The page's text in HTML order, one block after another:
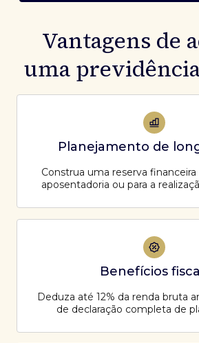
Vantagens de
uma
Planejamento de
Construa uma reserva financeira
aposentadoria ou para a
Benefícios
Deduza até 12% da renda bruta
de declaração completa de